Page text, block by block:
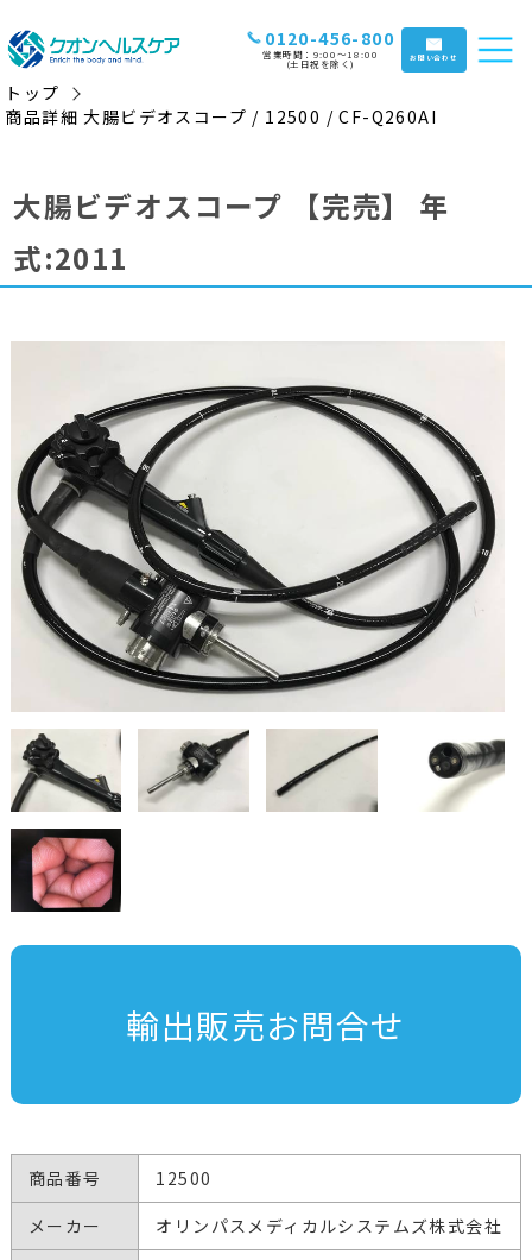
0120-456-800
営業時間：9:00〜18:00
(土日祝を除く) お問い合わせ
トップ
商品詳細 大腸ビデオスコープ / 12500 / CF-Q260AI
大腸ビデオスコープ 【完売】
年
式:2011
輸出販売お問合せ
商品番号
12500
メーカー
オリンパスメディカルシステムズ株式会社